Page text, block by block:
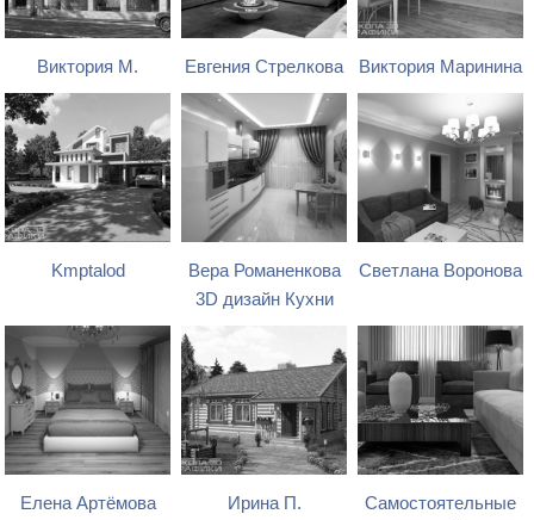
Виктория М. Евгения Стрелкова Виктория Маринина
Kmptalod
Вера Романенкова
3D дизайн Кухни
Светлана Воронова
Елена Артёмова Ирина П.
Самостоятельные